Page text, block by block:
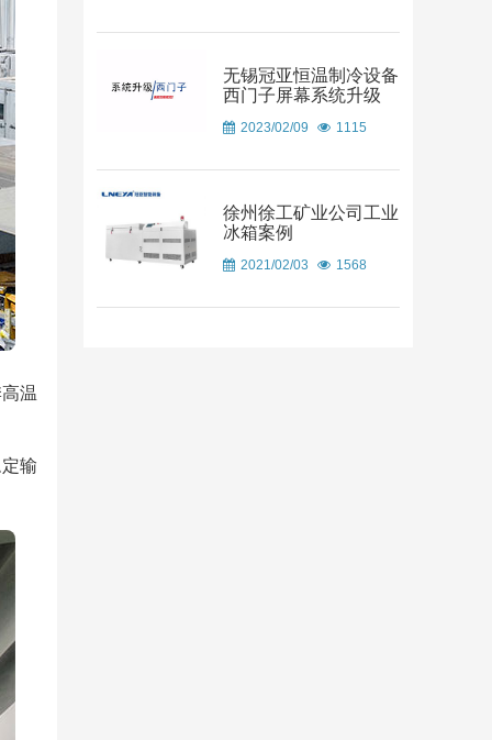
温
输
无锡冠亚恒温制冷设备
西门子屏幕系统升级
2023/02/09 1115
徐州徐工矿业公司工业
冰箱案例
2021/02/03 1568